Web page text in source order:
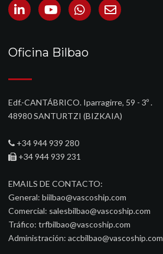
Oficina Bilbao
Edf.-CANTÁBRICO. Iparragirre, 59 - 3º .
48980 SANTURTZI (BIZKAIA)‎
+34 944 939 280
+34 944 939 231
EMAILS DE CONTACTO:
General: biilbao@vascoship.com
Comercial: salesbilbao@vascoship.com
Tráfico: trfbilbao@vascoship.com
Administración: accbilbao@vascoship.com